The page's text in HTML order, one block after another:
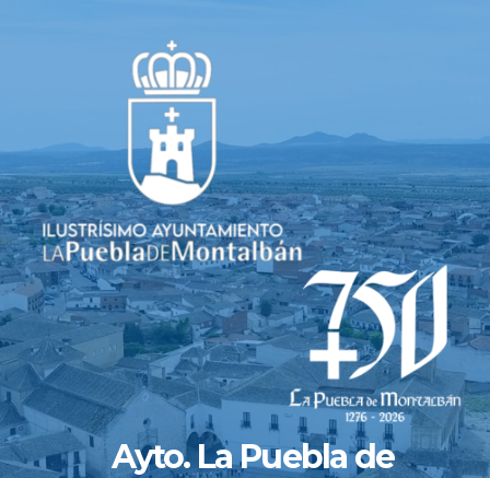
Ayto. La Puebla de